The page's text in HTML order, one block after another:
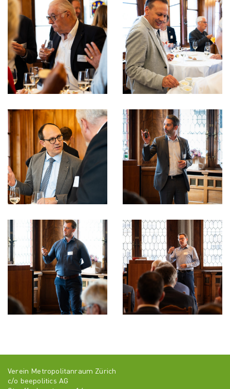
Verein Metropolitanraum Zürich
c/o beepolitics AG